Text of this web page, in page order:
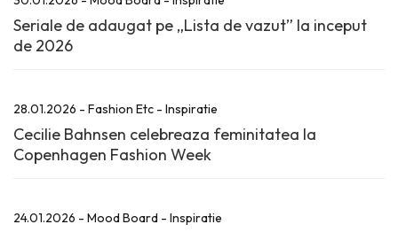
Seriale de adaugat pe „Lista de vazut” la inceput
de 2026
28.01.2026 - Fashion Etc - Inspiratie
Cecilie Bahnsen celebreaza feminitatea la
Copenhagen Fashion Week
24.01.2026 - Mood Board - Inspiratie